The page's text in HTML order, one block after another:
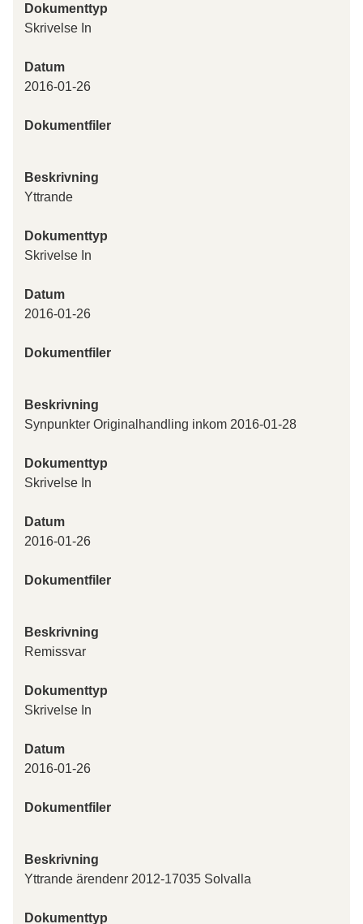
Dokumenttyp
Skrivelse In
Datum
2016-01-26
Dokumentfiler
Beskrivning
Yttrande
Dokumenttyp
Skrivelse In
Datum
2016-01-26
Dokumentfiler
Beskrivning
Synpunkter Originalhandling inkom 2016-01-28
Dokumenttyp
Skrivelse In
Datum
2016-01-26
Dokumentfiler
Beskrivning
Remissvar
Dokumenttyp
Skrivelse In
Datum
2016-01-26
Dokumentfiler
Beskrivning
Yttrande ärendenr 2012-17035 Solvalla
Dokumenttyp